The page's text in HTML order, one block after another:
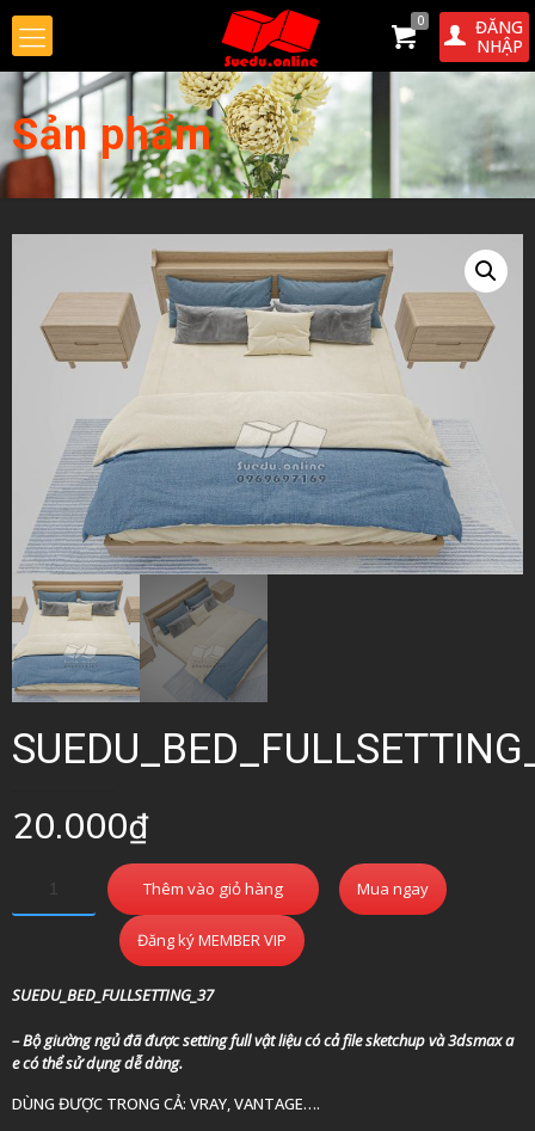
0
ĐĂNG
NHẬP
Sản phẩm
20.000₫
Thêm vào giỏ hàng Mua ngay
Đăng ký MEMBER VIP
SUEDU_BED_FULLSETTING_37
– Bộ giường ngủ đã được setting full vật liệu có cả file sketchup và 3dsmax a
e có thể sử dụng dễ dàng.
DÙNG ĐƯỢC TRONG CẢ: VRAY, VANTAGE….